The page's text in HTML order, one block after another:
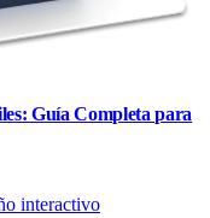
Guía Completa para
interactivo